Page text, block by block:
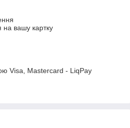
на вашу картку
Visa, Mastercard - LiqPay